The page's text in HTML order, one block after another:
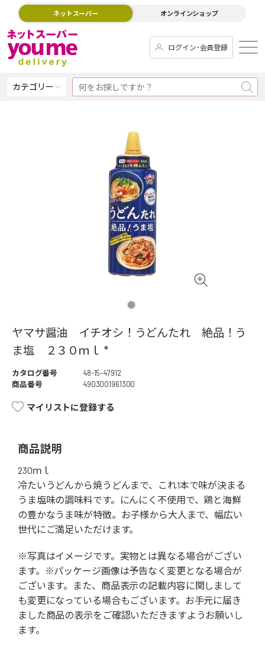
ネットスーパー オンラインショップ
ログイン･会員登録
カテゴリー
ヤマサ醤油 イチオシ！うどんたれ 絶品！う
ま塩 ２３０ｍｌ *
カタログ番号
48-15-47912
商品番号
4903001961300
マイリストに登録する
商品説明
230ｍｌ
冷たいうどんから焼うどんまで、これ1本で味が決まる
うま塩味の調味料です。にんにく不使用で、鶏と海鮮
の豊かなうま味が特徴。お子様から大人まで、幅広い
世代にご満足いただけます。
※写真はイメージです。実物とは異なる場合がござい
ます。※パッケージ画像は予告なく変更となる場合が
ございます。また、商品表示の記載内容に関しまして
も変更になっている場合もございます。お手元に届き
ました商品の表示をご確認いただきますようお願いし
ます。